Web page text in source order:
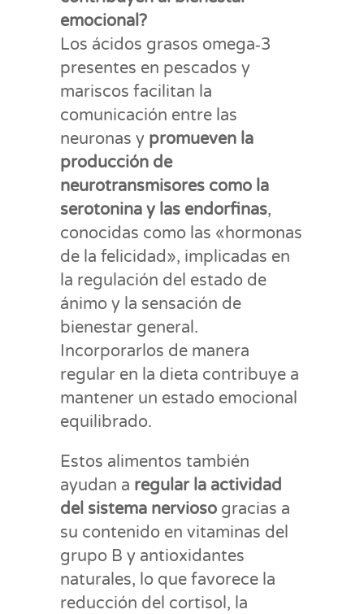
emocional?
Los ácidos grasos omega‑3
presentes en pescados y
mariscos facilitan la
comunicación entre las
neuronas y promueven la
producción de
neurotransmisores como la
serotonina y las endorfinas,
conocidas como las «hormonas
de la felicidad», implicadas en
la regulación del estado de
ánimo y la sensación de
bienestar general.
Incorporarlos de manera
regular en la dieta contribuye a
mantener un estado emocional
equilibrado.
Estos alimentos también
ayudan a regular la actividad
del sistema nervioso gracias a
su contenido en vitaminas del
grupo B y antioxidantes
naturales, lo que favorece la
reducción del cortisol, la